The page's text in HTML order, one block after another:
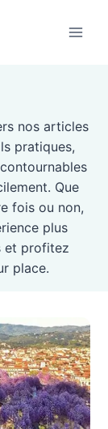
nos articles
pratiques,
Que
fois ou non,
plus
et profitez
place.